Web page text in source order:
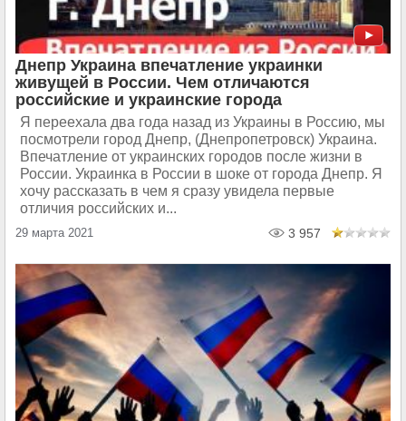
Днепр Украина впечатление украинки
живущей в России. Чем отличаются
российские и украинские города
Я переехала два года назад из Украины в Россию, мы
посмотрели город Днепр, (Днепропетровск) Украина.
Впечатление от украинских городов после жизни в
России. Украинка в России в шоке от города Днепр. Я
хочу рассказать в чем я сразу увидела первые
отличия российских и...
29 марта 2021 3 957